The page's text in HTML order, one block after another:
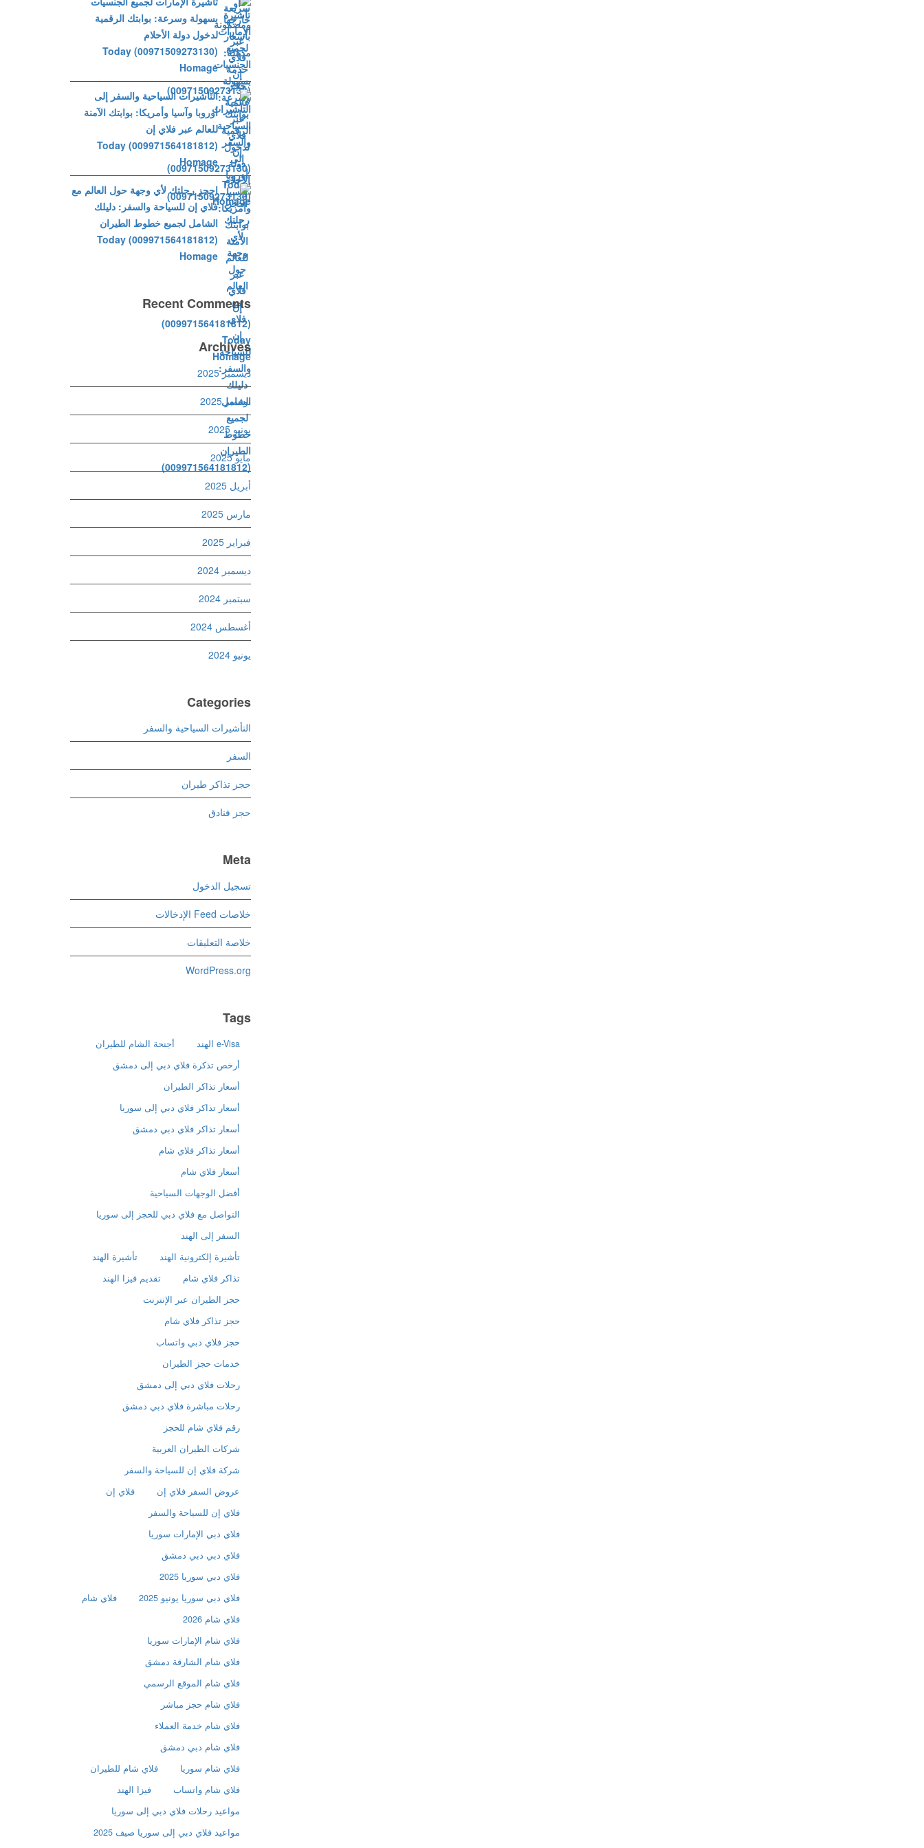
بسهولة وسرعة: بوابتك الرقمية
لدخول دولة الأحلام
(00971509273130) Today
Homage
التأشيرات السياحية والسفر إلى
أوروبا وآسيا وأمريكا: بوابتك الآمنة
للعالم عبر فلاي إن
(009971564181812) Today
Homage
احجز رحلتك لأي وجهة حول العالم مع
فلاي إن للسياحة والسفر: دليلك
الشامل لجميع خطوط الطيران
(009971564181812) Today
Homage
Recent Comments
Archives
ديسمبر 2025
نوفمبر 2025
يونيو 2025
مايو 2025
أبريل 2025
مارس 2025
فبراير 2025
ديسمبر 2024
سبتمبر 2024
أغسطس 2024
يونيو 2024
Categories
التأشيرات السياحية والسفر
السفر
حجز تذاكر طيران
حجز فنادق
Meta
تسجيل الدخول
خلاصات Feed الإدخالات
خلاصة التعليقات
WordPress.org
Tags
e-Visa الهند
أجنحة الشام للطيران
أرخص تذكرة فلاي دبي إلى دمشق
أسعار تذاكر الطيران
أسعار تذاكر فلاي دبي إلى سوريا
أسعار تذاكر فلاي دبي دمشق
أسعار تذاكر فلاي شام
أسعار فلاي شام
أفضل الوجهات السياحية
التواصل مع فلاي دبي للحجز إلى سوريا
السفر إلى الهند
تأشيرة إلكترونية الهند
تأشيرة الهند
تذاكر فلاي شام
تقديم فيزا الهند
حجز الطيران عبر الإنترنت
حجز تذاكر فلاي شام
حجز فلاي دبي واتساب
خدمات حجز الطيران
رحلات فلاي دبي إلى دمشق
رحلات مباشرة فلاي دبي دمشق
رقم فلاي شام للحجز
شركات الطيران العربية
شركة فلاي إن للسياحة والسفر
عروض السفر فلاي إن
فلاي إن
فلاي إن للسياحة والسفر
فلاي دبي الإمارات سوريا
فلاي دبي دبي دمشق
فلاي دبي سوريا 2025
فلاي دبي سوريا يونيو 2025
فلاي شام
فلاي شام 2026
فلاي شام الإمارات سوريا
فلاي شام الشارقة دمشق
فلاي شام الموقع الرسمي
فلاي شام حجز مباشر
فلاي شام خدمة العملاء
فلاي شام دبي دمشق
فلاي شام سوريا
فلاي شام للطيران
فلاي شام واتساب
فيزا الهند
مواعيد رحلات فلاي دبي إلى سوريا
مواعيد فلاي دبي إلى سوريا صيف 2025